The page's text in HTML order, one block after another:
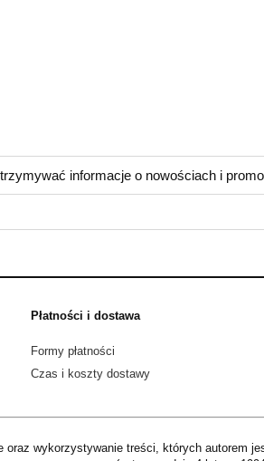
informacje o nowościach i
Płatności i dostawa
Formy płatności
Czas i koszty dostawy
oraz wykorzystywanie treści, których autorem